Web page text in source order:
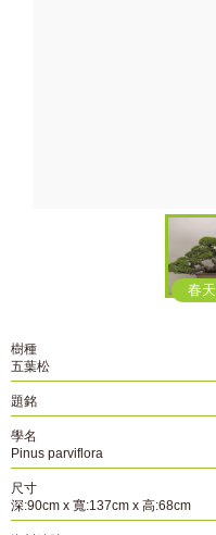
春天
樹種
五葉松
題銘
學名
Pinus parviflora
尺寸
深:90cm x 寬:137cm x 高:68cm